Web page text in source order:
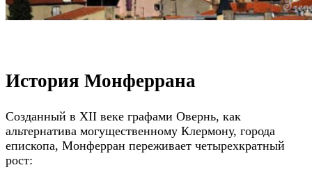
История Монферрана
Созданный в XII веке графами Овернь, как
альтернатива могущественному Клермону, города
епископа, Монферран переживает четырехкратный
рост: